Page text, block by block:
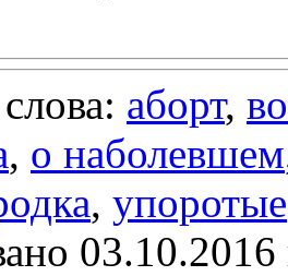
аборт,
, о наболевшем
, упоротые
03.10.2016